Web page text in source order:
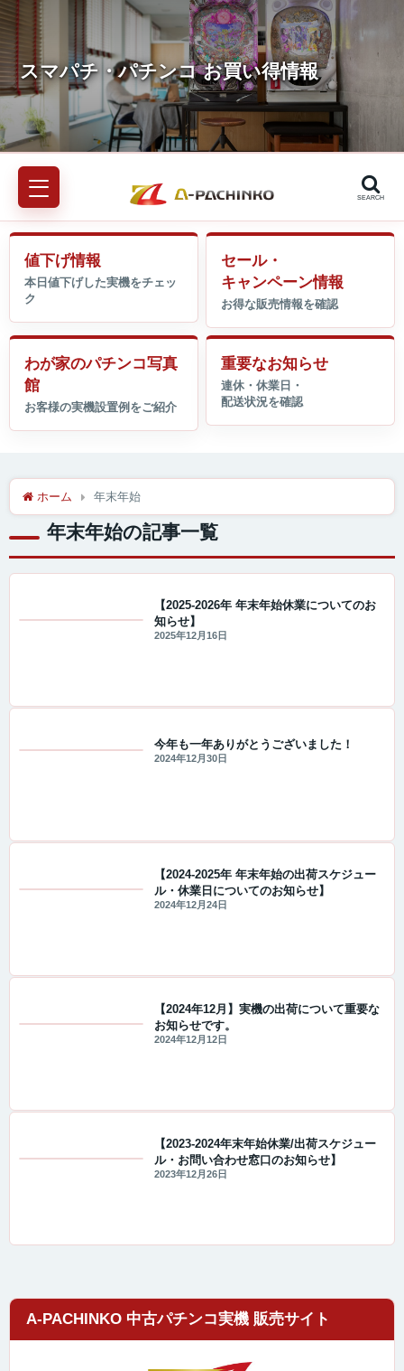
SEARCH
値下げ情報
セール・
キャンペーン情報
わが家のパチンコ写真
館
重要なお知らせ
ホーム 年末年始
年末年始の記事一覧
【2025-2026年 年末年始休業についてのお
知らせ】
2025年12月16日
今年も一年ありがとうございました！
2024年12月30日
【2024-2025年 年末年始の出荷スケジュー
ル・休業日についてのお知らせ】
2024年12月24日
【2024年12月】実機の出荷について重要な
お知らせです。
2024年12月12日
【2023-2024年末年始休業/出荷スケジュー
ル・お問い合わせ窓口のお知らせ】
2023年12月26日
A-PACHINKO 中古パチンコ実機 販売サイト